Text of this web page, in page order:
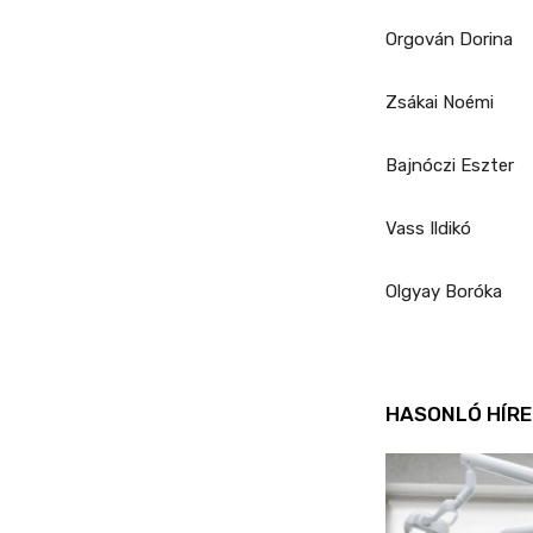
Orgován Dorina
Zsákai Noémi
Bajnóczi Eszter
Vass Ildikó
Olgyay Boróka
HASONLÓ